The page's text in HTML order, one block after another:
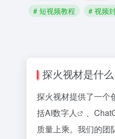
# 短视频教程
# 视频
探火视材是什么
探火视材提供了一个
括AI数字人 、Chat
质量上乘。我们的团